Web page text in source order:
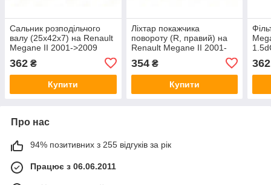
Сальник розподільчого
валу (25x42x7) на Renault
Megane II 2001->2009
(Оригинал) - 7703087192
362 ₴
Купити
Ліхтар покажчика
повороту (R, правий) на
Renault Megane II 2001-
>2009 - Polcar - 6012206E
354₴
Купити
362
Про нас
94% позитивних з 255 відгуків за рік
Працює з 06.06.2011